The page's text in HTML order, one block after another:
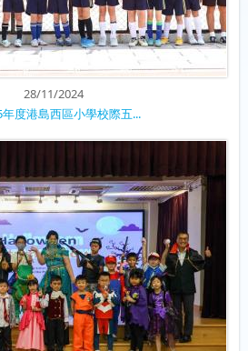
28/11/2024
度港島西區小學校際五...